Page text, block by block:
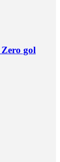
gol